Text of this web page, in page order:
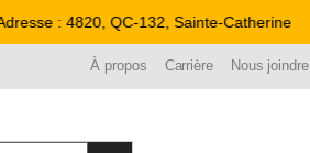
: 4820, QC-132, Sainte-Catherine
À propos Carrière Nous joindre